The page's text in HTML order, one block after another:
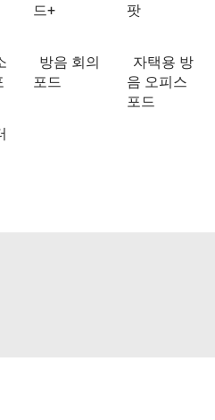
드+
팟
방음 회의
포드
자택용 방
음 오피스
포드